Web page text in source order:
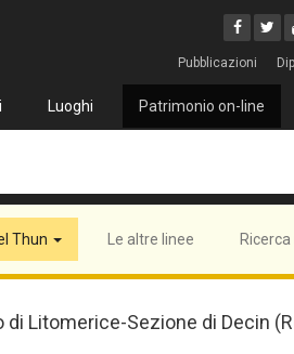
Pubblicazioni
Luoghi Patrimonio on-line
Thun Le altre linee
di Litomerice-Sezione di Decin